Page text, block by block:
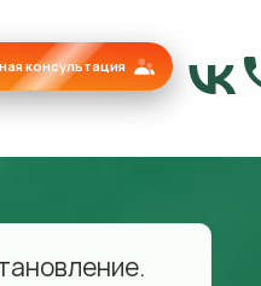
консультация